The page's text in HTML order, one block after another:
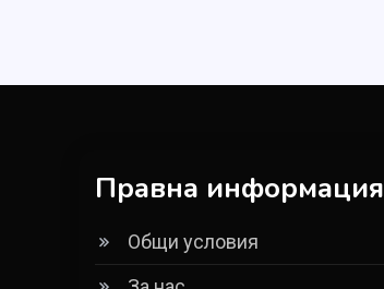
Правна информация
Общи условия